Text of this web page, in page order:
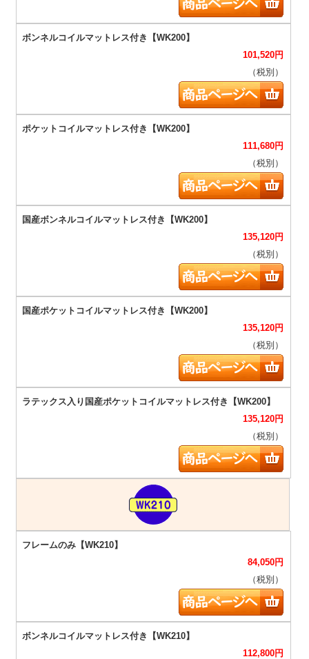
101,520円
（税別）
111,680円
（税別）
135,120円
（税別）
135,120円
（税別）
135,120円
（税別）
84,050円
（税別）
112,800円